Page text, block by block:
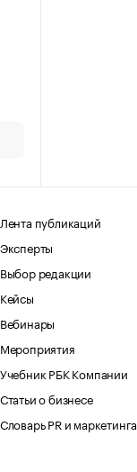
Лента публикаций
Эксперты
Выбор редакции
Кейсы
Вебинары
Мероприятия
Учебник РБК Компании
Статьи о бизнесе
Словарь PR и маркетинга